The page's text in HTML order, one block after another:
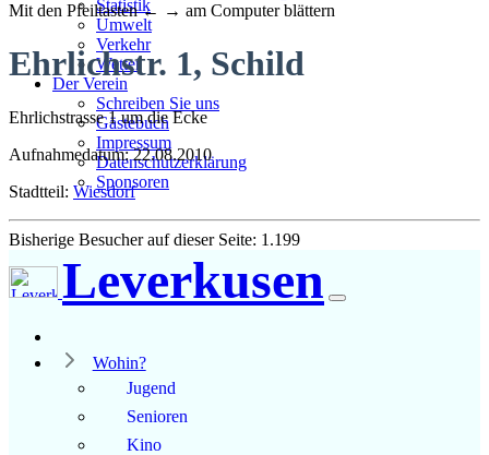
Statistik
Umwelt
Verkehr
Wetter
Der Verein
Schreiben Sie uns
Gästebuch
Impressum
Datenschutzerklärung
Sponsoren
Mit den Pfeiltasten ← → am Computer blättern
Ehrlichstr. 1, Schild
Ehrlichstrasse 1 um die Ecke
Aufnahmedatum: 22.08.2010
Stadtteil: Wiesdorf
Bisherige Besucher auf dieser Seite: 1.199
Leverkusen
Wohin?
Jugend
Senioren
Kino